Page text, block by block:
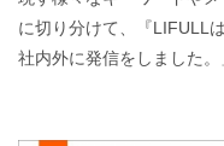
に切り分けて、『LIFULL
社内外に発信をしました。